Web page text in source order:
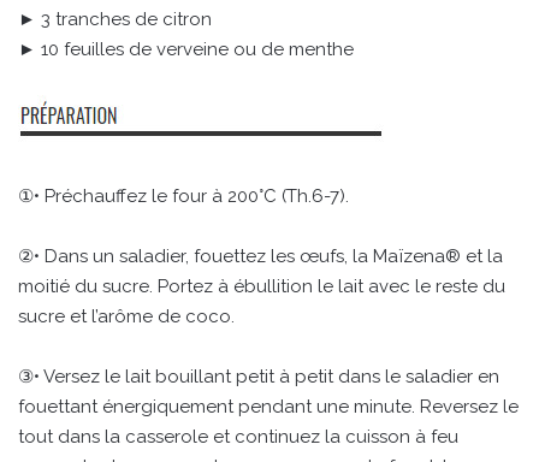
► 3 tranches de citron
► 10 feuilles de verveine ou de menthe
①• Préchauffez le four à 200°C (Th.6-7).
②• Dans un saladier, fouettez les œufs, la Maïzena® et la
moitié du sucre. Portez à ébullition le lait avec le reste du
sucre et l’arôme de coco.
③• Versez le lait bouillant petit à petit dans le saladier en
fouettant énergiquement pendant une minute. Reversez le
tout dans la casserole et continuez la cuisson à feu